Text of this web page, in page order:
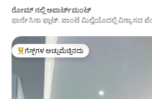
ರೋಮ್ ನಲ್ಲಿ ಅಪಾರ್ಟ್‌ಮಂಟ್
ಫಾರ್ನೆಸಿನಾ ಫ್ಲಾಟ್. ಪಾಂಟೆ ಮಿಲ್ವಿಯೊದಲ್ಲಿ
ಗೆಸ್ಟ್‌ಗಳಿಗೆ ಅತಿ ಹೆಚ್ಚು ಅಚ್ಚುಮೆಚ್ಚಿನದು
ಗೆಸ್ಟ್‌ಗಳ ಅಚ್ಚುಮೆಚ್ಚಿನದು